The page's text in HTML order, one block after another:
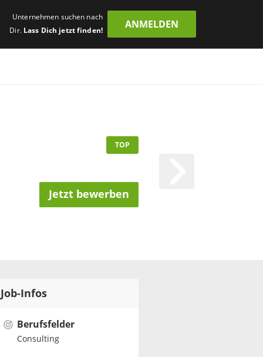
Unternehmen suchen nach
Dir. Lass Dich jetzt finden!
ANMELDEN
TOP
Jetzt bewerben
Job-Infos
Berufsfelder
Consulting